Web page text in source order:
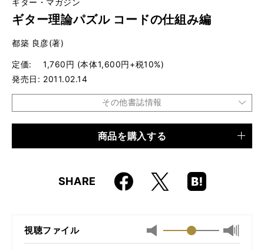
ギター・マガジン
ギター理論パズル コードの仕組み編
都築 良彦(著)
定価
1,760円 (本体1,600円+税10%)
発売日
2011.02.14
その他書誌情報
9784845619146
商品を購入する
SHARE Faceboo
k
X
Hatena
Boo
視聴ファイル
最小
音
最大音
量